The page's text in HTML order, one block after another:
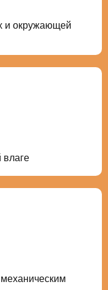
и окружающей
влаге